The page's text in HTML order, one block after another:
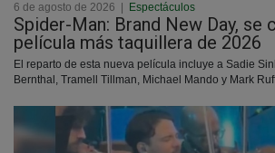
6 de agosto de 2026 Espectáculos
Spider-Man: Brand New Day, se
película más taquillera de 2026
El reparto de esta nueva película incluye a Sadie
Bernthal, Tramell Tillman, Michael Mando y Mark